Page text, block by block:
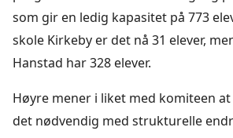
som gir en ledig kapasitet på 773
skole Kirkeby er det nå 31 elever,
Hanstad har 328 elever.
Høyre mener i liket med komiteen
det nødvendig med strukturelle